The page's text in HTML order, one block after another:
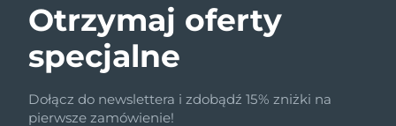
Otrzymaj oferty
specjalne
Dołącz do newslettera i zdobądź 15% zniżki na
pierwsze zamówienie!